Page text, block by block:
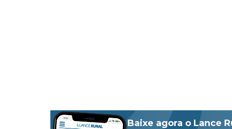
Baixe agora o Lance